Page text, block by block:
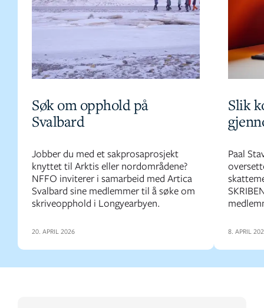
Søk om opphold på
Svalbard
Jobber du med et sakprosaprosjekt
knyttet til Arktis eller nordområdene?
NFFO inviterer i samarbeid med Artica
Svalbard sine medlemmer til å søke om
skriveopphold i Longyearbyen.
20. APRIL 2026
Slik
Paal
8. APRIL